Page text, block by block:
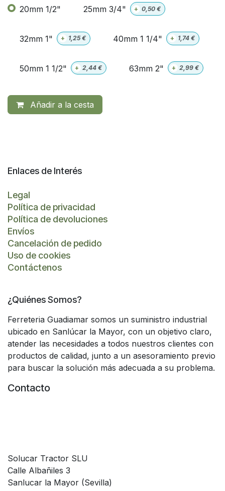
20mm 1/2" 25mm 3/4" + 0,50 €
32mm 1" + 1,25€ 40mm 1 1/4" + 1,74€
50mm 1 1/2" + 2,44 € 63mm 2" + 2,99€
Añadir a la cesta
Enlaces de Interés
Legal
Política de privacidad
Política de devoluciones
Envíos
Cancelación de pedido
Uso de cookies
Contáctenos
¿Quiénes Somos?
Ferreteria Guadiamar somos un suministro industrial
ubicado en Sanlúcar la Mayor, con un objetivo claro,
atender las necesidades a todos nuestros clientes con
productos de calidad, junto a un asesoramiento previo
para buscar la solución más adecuada a su problema.
Contacto
Solucar Tractor SLU
Calle Albañiles 3
Sanlucar la Mayor (Sevilla)